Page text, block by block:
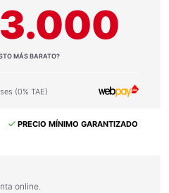
MÁS BARATO?
(0% TAE)
PRECIO MÍNIMO GARANTIZADO
online.